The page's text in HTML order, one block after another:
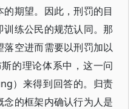
期望。因此，刑罚的目
练公民的规范认同。那
空进而需要以刑罚加以
的理论体系中，这一问
）来得到回答的。归责
的框架内确认行为人是